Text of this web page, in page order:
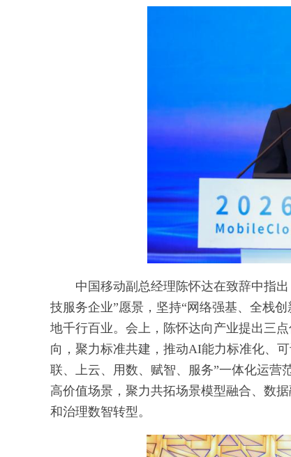
中国移动副总经理陈怀达在致辞中指
技服务企业”愿景，坚持“网络强基、全栈
地千行百业。会上，陈怀达向产业提出三
向，聚力标准共建，推动AI能力标准化、
联、上云、用数、赋智、服务”一体化运营
高价值场景，聚力共拓场景模型融合、数
和治理数智转型。